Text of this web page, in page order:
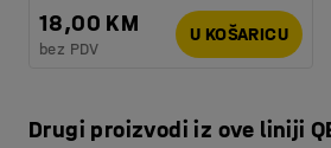
18,00 KM
bez PDV
U KOŠARICU
Drugi proizvodi iz ove liniji